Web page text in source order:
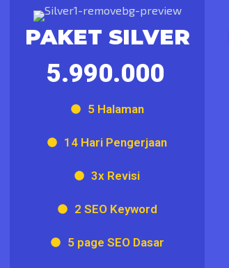
PAKET SILVER
5.990.000
5 Halaman
14 Hari Pengerjaan
3x Revisi
2 SEO Keyword
5 page SEO Dasar